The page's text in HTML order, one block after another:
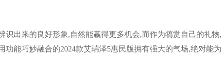
出来的良好形象,自然能赢得更多机会,而作为犒赏自己的礼物,
能巧妙融合的2024款艾瑞泽5惠民版拥有强大的气场,绝对能为